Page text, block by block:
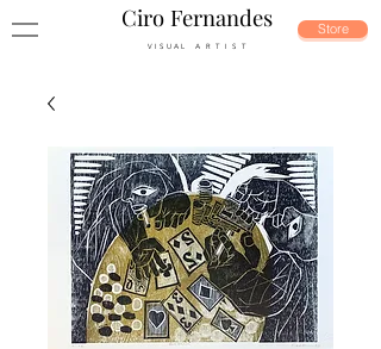
Ciro Fernandes
V I S U A L A R T I S T
Store